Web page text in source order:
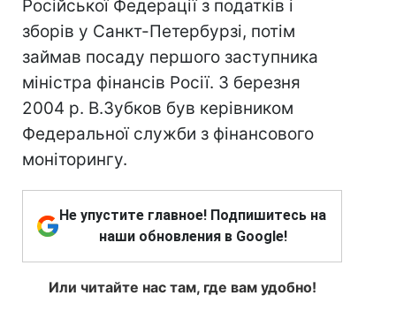
Російської Федерації з податків і
зборів у Санкт-Петербурзі, потім
займав посаду першого заступника
міністра фінансів Росії. З березня
2004 р. В.Зубков був керівником
Федеральної служби з фінансового
моніторингу.
Не упустите главное! Подпишитесь на
наши обновления в Google!
Или читайте нас там, где вам удобно!